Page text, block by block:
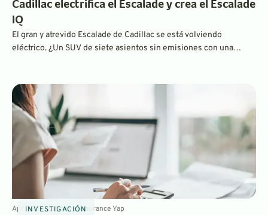
Cadillac electrifica el Escalade y crea el Escalade
IQ
El gran y atrevido Escalade de Cadillac se está volviendo
eléctrico. ¿Un SUV de siete asientos sin emisiones con una
INVESTIGACIÓN
Apr 26, 20235minByLaurance Yap